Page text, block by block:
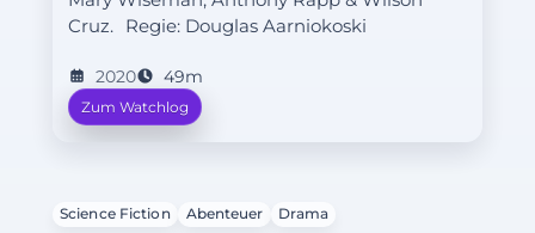
darauf, dass sich die Discovery für
Verfügung hält. Dies bringt ihn und
Captain Saru in Konflikt mit Michael
Cruz.
Regie: Douglas Aarniokoski
2020 49m
Zum Watchlog
Science Fiction Abenteuer Drama